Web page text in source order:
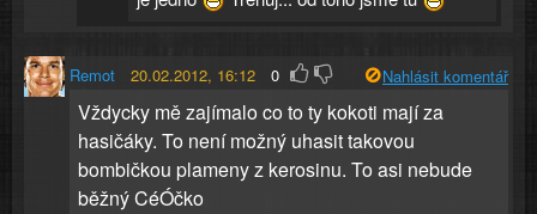
Remot 20.02.2012, 16:12 0 Nahlásit komentář
Vždycky mě zajímalo co to ty kokoti mají za
hasičáky. To není možný uhasit takovou
bombičkou plameny z kerosinu. To asi nebude
běžný CéÓčko